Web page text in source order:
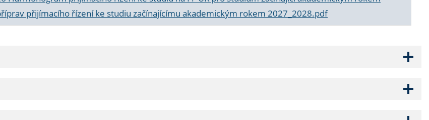
přijímacího řízení ke studiu začínajícímu akademickým rokem 2027_2028.pdf